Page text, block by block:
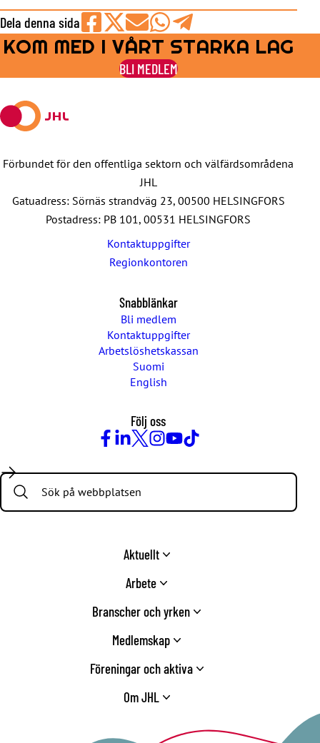
Dela denna sida
Share
on
Facebook
Share
on
Share
by
E-
Share
on
WhatsApp
Share
on
Telegram
KOM MED I VÅRT STARKA LAG
BLI MEDLEM
Förbundet för den offentliga sektorn och välfärdsområdena
JHL
Gatuadress: Sörnäs strandväg 23, 00500 HELSINGFORS
Postadress: PB 101, 00531 HELSINGFORS
Kontaktuppgifter
Regionkontoren
Snabblänkar
Bli medlem
Kontaktuppgifter
Arbetslöshetskassan
Suomi
English
Följ oss
Search:
Aktuellt
Arbete
Branscher och yrken
Medlemskap
Föreningar och aktiva
Om JHL